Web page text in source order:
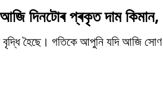
দিনটোৰ প্ৰকৃত দাম
হৈছে। গতিকে আপুনি যদি আজি সোণ